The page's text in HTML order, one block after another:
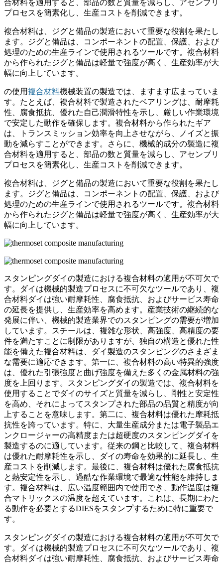
合材料を適用すると、部品の数と質量を減らし、アセンブリ
プロセスを簡素化し、生産コストを削減できます。
複合材料は、ジグと備品の製造において重要な役割を果たし
ます。ジグと備品は、コンポーネントの配置、保護、および
処理のための生産ラインで使用されるツールです。複合材料
から作られたジグと備品は軽量で強度が高く、生産効率が大
幅に向上しています。
の使用複合材料機械装置の製造では、ますます広まっていま
す。たとえば、複合材料で製造されたベアリングは、耐摩耗
性、腐食抵抗、優れた自己潤滑特性を示し、厳しい作業環境
で安定した動作を確保します。複合材料から作られたギア
は、トランスミッション効率を向上させながら、ノイズと振
動を減らすことができます。さらに、機械的成分の製造に複
合材料を適用すると、部品の数と質量を減らし、アセンブリ
プロセスを簡素化し、生産コストを削減できます。
複合材料は、ジグと備品の製造において重要な役割を果たし
ます。ジグと備品は、コンポーネントの配置、保護、および
処理のための生産ラインで使用されるツールです。複合材料
から作られたジグと備品は軽量で強度が高く、生産効率が大
幅に向上しています。
スタンピングダイの製造における複合材料の適用が不可欠で
す。ダイは機械的製造プロセスに不可欠なツールであり、複
合材料ダイは強い耐摩耗性、腐食抵抗、およびサービス寿命
の延長を提供し、生産効率を高めます。産業技術の継続的な
発展に伴い、機械的製造業界でのスタンピングの需要が増加
しています。スチールは、複雑な形状、高強度、高精度の要
件を満たすことに制限がありますが、独自の構造と優れた性
能を備えた複合材料は、ダイ製造のスタンピングのさまざま
な需要に適応できます。第一に、複合材料の高い特異的強度
は、優れた引張強度と曲げ強度を備えた多くの金属材料の強
度を上回ります。スタンピングダイの製造では、複合材料を
使用することでダイのサイズと質量を減らし、剛性と安定性
を高め、それによってスタンプされた部品の品質と精度が向
上することを意味します。第二に、複合材料は優れた摩耗抵
抗性を誇っています。特に、大量生産成分または電子製品エ
ンクロージャーの高精度または超硬度のスタンピングダイを
製造するのに適しています。従来の鋼と比較して、複合材料
は優れた耐摩耗性を示し、ダイの寿命を効果的に延長し、生
産コストを削減します。最後に、複合材料は優れた腐食抵抗
と熱安定性を示し、過酷な作業環境で最適な性能を維持しま
す。複合材料は、広い温度範囲内で使用でき、動作温度は複
合マトリックスの温度を超えています。これは、長期にわた
る動作を必要とするDIESをスタンプするために特に重要で
す。
スタンピングダイの製造における複合材料の適用が不可欠で
す。ダイは機械的製造プロセスに不可欠なツールであり、複
合材料ダイは強い耐摩耗性、腐食抵抗、およびサービス寿命